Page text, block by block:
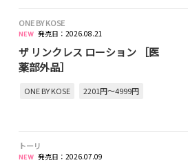
ONE BY KOSE
発売日：2026.08.21
ザ リンクレス ローション ［医
薬部外品］
ONE BY KOSE 2201円～4999円
トーリ
発売日：2026.07.09